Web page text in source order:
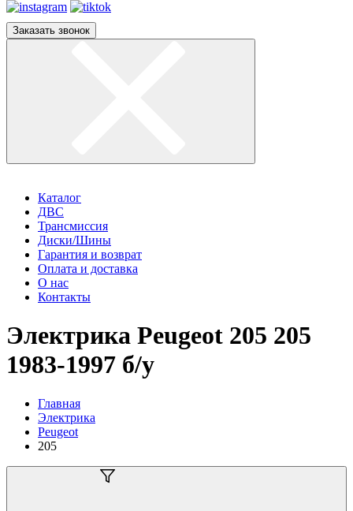
Заказать звонок
Каталог
ДВС
Трансмиссия
Диски/Шины
Гарантия и возврат
Оплата и доставка
О нас
Контакты
Электрика Peugeot 205 205
1983-1997 б/у
Главная
Электрика
Peugeot
205